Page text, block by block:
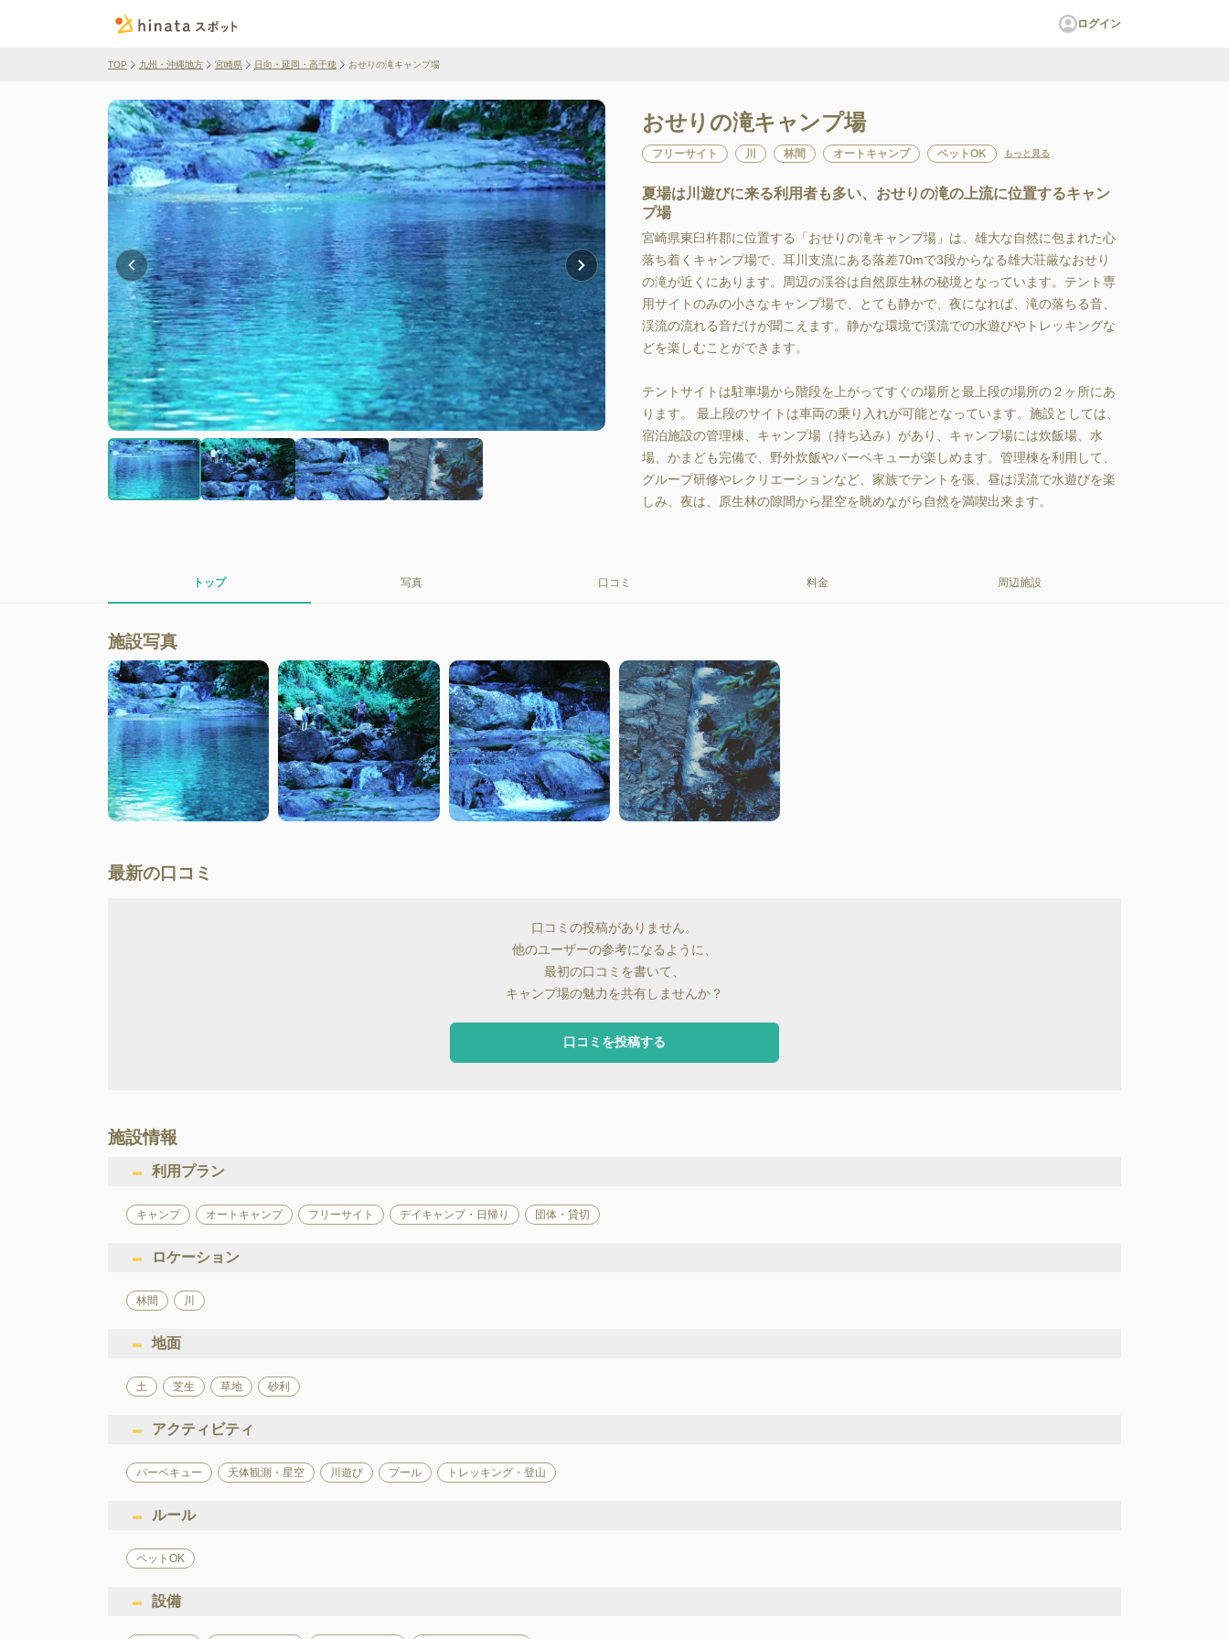
ログイン
TOP 九州・沖縄地方 宮崎県 日向・延岡・高千穂 おせりの滝キャンプ場
おせりの滝キャンプ場
フリーサイト 川 林間 オートキャンプ ペットOK もっと見る
夏場は川遊びに来る利用者も多い、おせりの滝の上流に位置するキャン
プ場
宮崎県東臼杵郡に位置する「おせりの滝キャンプ場」は、雄大な自然に包まれた心
落ち着くキャンプ場で、耳川支流にある落差70mで3段からなる雄大荘厳なおせり
の滝が近くにあります。周辺の渓谷は自然原生林の秘境となっています。テント専
用サイトのみの小さなキャンプ場で、とても静かで、夜になれば、滝の落ちる音、
渓流の流れる音だけが聞こえます。静かな環境で渓流での水遊びやトレッキングな
どを楽しむことができます。
テントサイトは駐車場から階段を上がってすぐの場所と最上段の場所の２ヶ所にあ
ります。 最上段のサイトは車両の乗り入れが可能となっています。施設としては、
宿泊施設の管理棟、キャンプ場（持ち込み）があり、キャンプ場には炊飯場、水
場、かまども完備で、野外炊飯やバーベキューが楽しめます。管理棟を利用して、
グループ研修やレクリエーションなど、家族でテントを張、昼は渓流で水遊びを楽
しみ、夜は、原生林の隙間から星空を眺めながら自然を満喫出来ます。
トップ 写真 口コミ 料金 周辺施設
施設写真
最新の口コミ
口コミの投稿がありません。
他のユーザーの参考になるように、
最初の口コミを書いて、
キャンプ場の魅力を共有しませんか？
口コミを投稿する
施設情報
利用プラン
キャンプ オートキャンプ フリーサイト デイキャンプ・日帰り 団体・貸切
ロケーション
林間 川
地面
土 芝生 草地 砂利
アクティビティ
バーベキュー 天体観測・星空 川遊び プール トレッキング・登山
ルール
ペットOK
設備